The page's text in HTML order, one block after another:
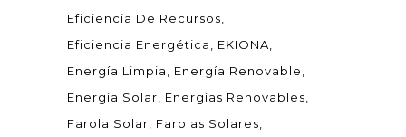
Eficiencia De Recursos
Eficiencia Energética
EKIONA
Energía Limpia
Energía Renovable
Energía Solar
Energías Renovables
Farola Solar
Farolas Solares